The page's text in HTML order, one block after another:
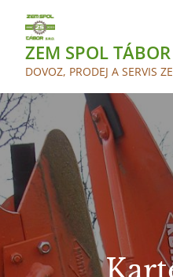
contentZEM SPOL
DOVOZ, PRODEJ A SERVIS